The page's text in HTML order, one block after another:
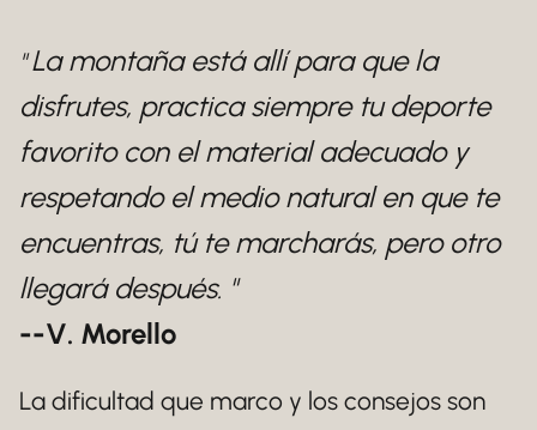
"La montaña está allí para que la
disfrutes, practica siempre tu deporte
favorito con el material adecuado y
respetando el medio natural en que te
encuentras, tú te marcharás, pero otro
llegará después. "
--V. Morello
La dificultad que marco y los consejos son